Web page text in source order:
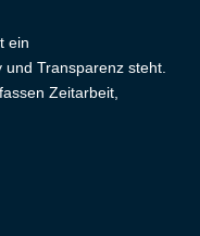
ein
Transparenz steht.
Zeitarbeit,